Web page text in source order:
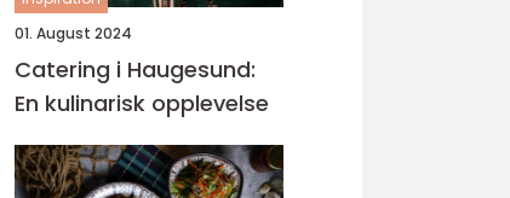
01. August 2024
Catering i Haugesund:
En kulinarisk opplevelse